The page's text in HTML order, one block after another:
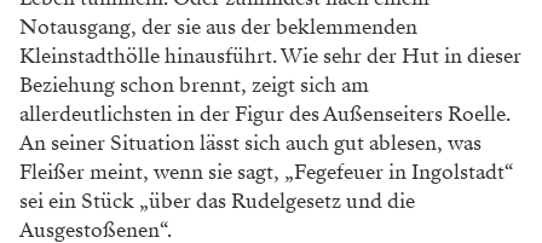
Notausgang, der sie aus der beklemmenden
Kleinstadthölle hinausführt. Wie sehr der Hut in dieser
Beziehung schon brennt, zeigt sich am
allerdeutlichsten in der Figur des Außenseiters Roelle.
An seiner Situation lässt sich auch gut ablesen, was
Fleißer meint, wenn sie sagt, „Fegefeuer in Ingolstadt“
sei ein Stück „über das Rudelgesetz und die
Ausgestoßenen“.